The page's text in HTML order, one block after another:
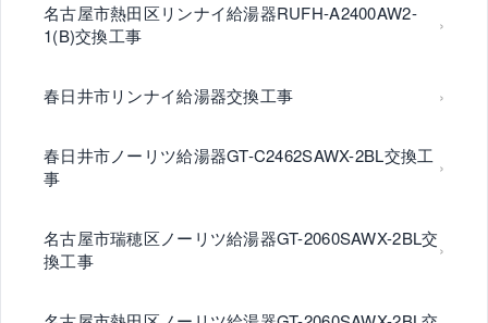
名古屋市熱田区リンナイ給湯器RUFH-A2400AW2-
1(B)交換工事
春日井市リンナイ給湯器交換工事
春日井市ノーリツ給湯器GT-C2462SAWX-2BL交換工
事
名古屋市瑞穂区ノーリツ給湯器GT-2060SAWX-2BL交
換工事